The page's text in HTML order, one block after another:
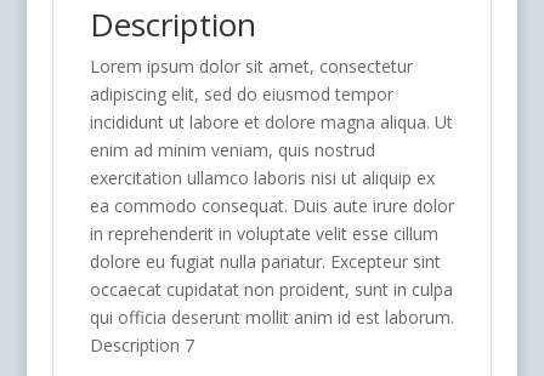
Description
Lorem ipsum dolor sit amet, consectetur
adipiscing elit, sed do eiusmod tempor
incididunt ut labore et dolore magna aliqua. Ut
enim ad minim veniam, quis nostrud
exercitation ullamco laboris nisi ut aliquip ex
ea commodo consequat. Duis aute irure dolor
in reprehenderit in voluptate velit esse cillum
dolore eu fugiat nulla pariatur. Excepteur sint
occaecat cupidatat non proident, sunt in culpa
qui officia deserunt mollit anim id est laborum.
Description 7